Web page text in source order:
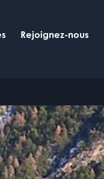
Rejoignez-nous